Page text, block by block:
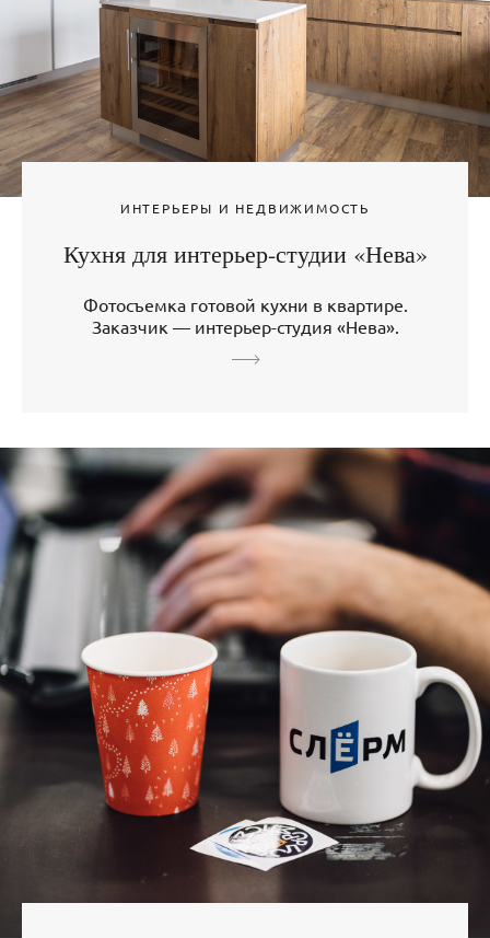
ИНТЕРЬЕРЫ И НЕДВИЖИМОСТЬ
Кухня для интерьер-студии «Нева»
Фотосъемка готовой кухни в квартире.
Заказчик — интерьер-студия «Нева».